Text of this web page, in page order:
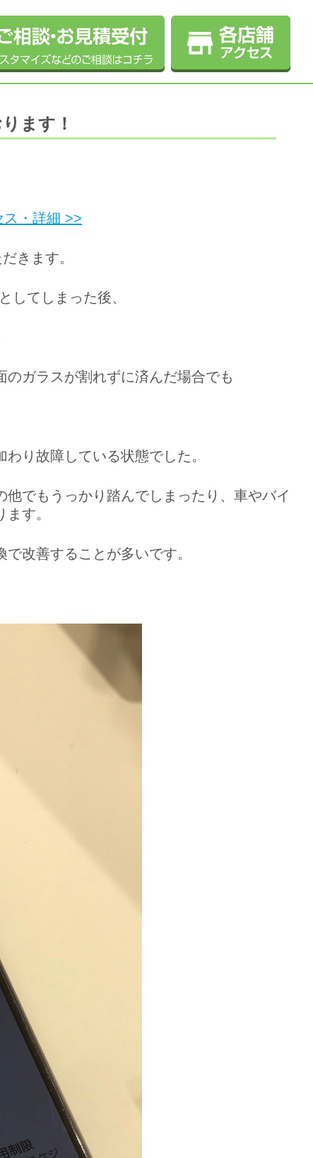
ます！
ス・詳細 >>
きます。
してしまった後、
ガラスが割れずに済んだ場合でも
り故障している状態でした。
でもうっかり踏んでしまったり、車やバイ
す。
改善することが多いです。